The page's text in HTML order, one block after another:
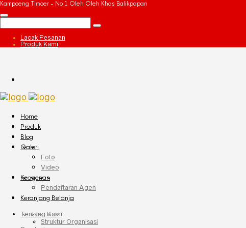
Kampoeng Timoer - No 1 Oleh Oleh Khas Balikpapan
Lacak Pesanan
Produk Kami
Home
Produk
Blog
Galeri
Foto
Video
Keagenan
Pendaftaran Agen
Keranjang Belanja
Tentang Kami
Struktur Organisasi